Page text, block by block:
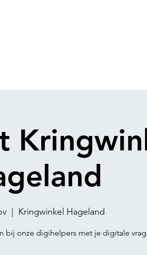
  |
Kringwinkel Hageland
bij onze digihelpers met je digitale